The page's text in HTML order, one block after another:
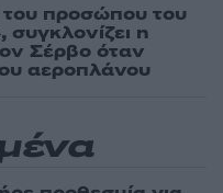
προσώπου του
η
Σέρβο όταν
αεροπλάνου